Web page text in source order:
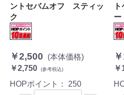
ントセバムオフ スティッ
ク
￥2,500
(本体価格)
￥2,750
(参考税込)
HOPポイント： 250
ー
￥